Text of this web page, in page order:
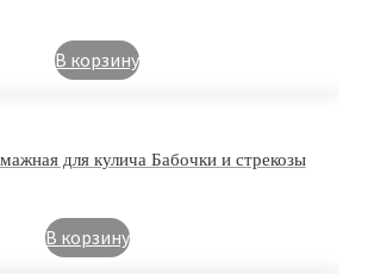
В корзину
для кулича Бабочки и стрекозы
В корзину